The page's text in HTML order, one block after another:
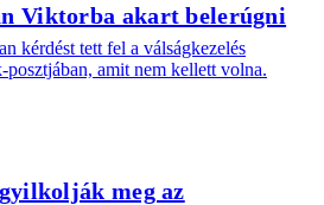
Viktorba akart belerúgni
kérdést tett fel a válságkezelés
posztjában, amit nem kellett volna.
meg az